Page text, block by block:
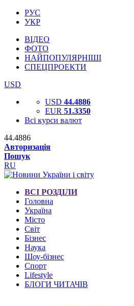
РУС
УКР
ВІДЕО
ФОТО
НАЙПОПУЛЯРНІШІ
СПЕЦПРОЕКТИ
USD
USD 44.4886
EUR 51.3350
Всі курси валют
44.4886
Авторизація
Пошук
RU
ВСІ РОЗДІЛИ
Головна
Україна
Місто
Світ
Бізнес
Наука
Шоу-бізнес
Спорт
Lifestyle
БЛОГИ ЧИТАЧІВ